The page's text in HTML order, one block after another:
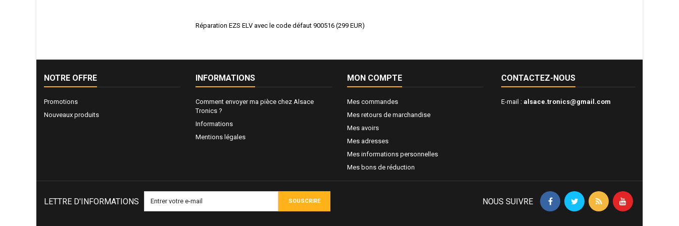
Réparation EZS ELV avec le code défaut 900516 (299 EUR)
NOTRE OFFRE
Promotions
Nouveaux produits
INFORMATIONS
Comment envoyer ma pièce chez Alsace
Tronics ?
Informations
Mentions légales
MON COMPTE
Mes commandes
Mes retours de marchandise
Mes avoirs
Mes adresses
Mes informations personnelles
Mes bons de réduction
CONTACTEZ-NOUS
E-mail : alsace.tronics@gmail.com
LETTRE D'INFORMATIONS SOUSCRIRE NOUS SUIVRE